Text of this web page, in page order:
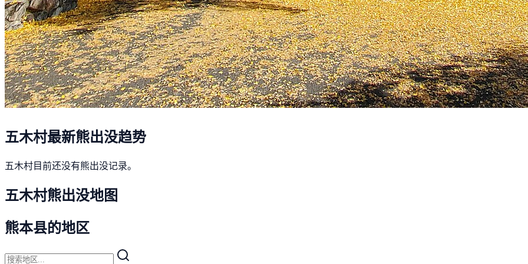
五木村最新熊出没趋势
五木村目前还没有熊出没记录。
五木村熊出没地图
熊本县的地区